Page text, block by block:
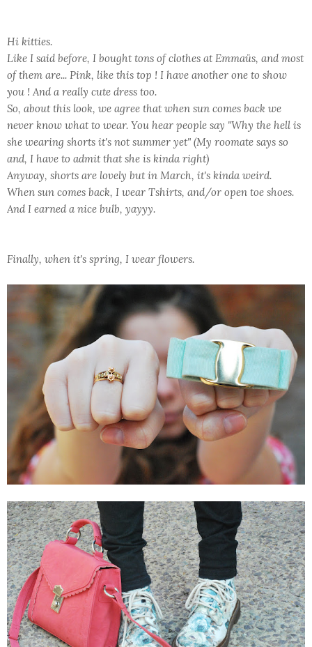
Hi kitties.
Like I said before, I bought tons of clothes at Emmaüs, and most
of them are... Pink, like this top ! I have another one to show
you ! And a really cute dress too.
So, about this look, we agree that when sun comes back we
never know what to wear. You hear people say "Why the hell is
she wearing shorts it's not summer yet" (My roomate says so
and, I have to admit that she is kinda right)
Anyway, shorts are lovely but in March, it's kinda weird.
When sun comes back, I wear Tshirts, and/or open toe shoes.
And I earned a nice bulb, yayyy.
Finally, when it's spring, I wear flowers.